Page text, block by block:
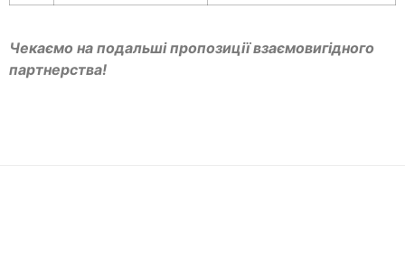
Чекаємо на подальші пропозиції взаємовигідного
партнерства!